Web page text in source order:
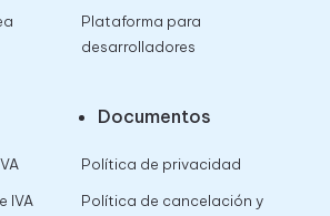
Plataforma para
desarrolladores
IVA
Documentos
Política de privacidad
Política de cancelación y